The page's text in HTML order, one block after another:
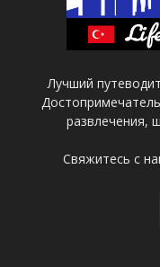
Лучший
развлечения,
Свяжитесь с